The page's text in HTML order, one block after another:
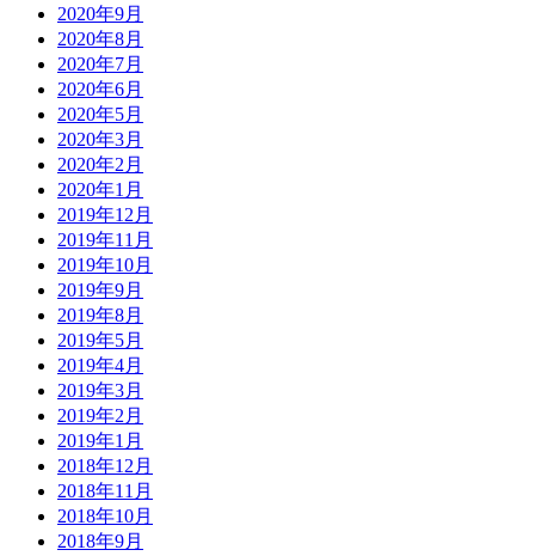
2020年9月
2020年8月
2020年7月
2020年6月
2020年5月
2020年3月
2020年2月
2020年1月
2019年12月
2019年11月
2019年10月
2019年9月
2019年8月
2019年5月
2019年4月
2019年3月
2019年2月
2019年1月
2018年12月
2018年11月
2018年10月
2018年9月